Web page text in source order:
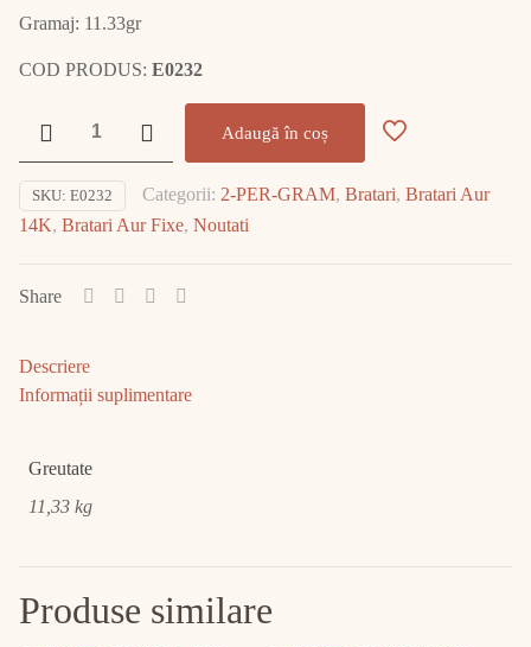
Gramaj: 11.33gr
COD PRODUS: E0232
Bratara
14K
11.33gr
Adaugă în coș
SKU: E0232 Categorii: 2-PER-GRAM, Bratari, Bratari Aur
14K, Bratari Aur Fixe, Noutati
Share
Descriere
Informații suplimentare
Greutate
11,33 kg
Produse similare